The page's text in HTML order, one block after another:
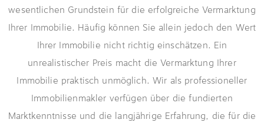
wesentlichen Grundstein für die erfolgreiche Vermarktung
Ihrer Immobilie. Häufig können Sie allein jedoch den Wert
Ihrer Immobilie nicht richtig einschätzen. Ein
unrealistischer Preis macht die Vermarktung Ihrer
Immobilie praktisch unmöglich. Wir als professioneller
Immobilienmakler verfügen über die fundierten
Marktkenntnisse und die langjährige Erfahrung, die für die